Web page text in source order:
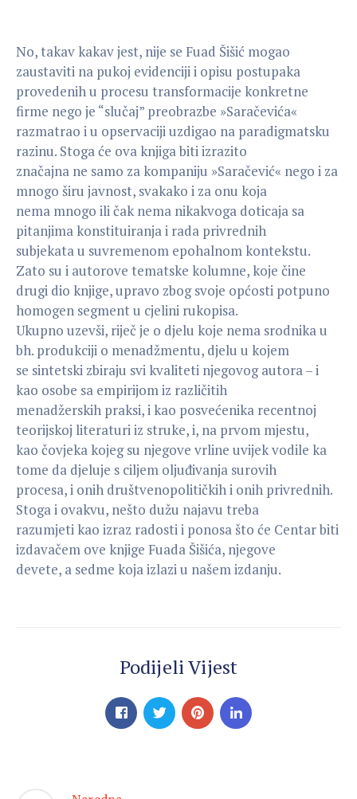
No, takav kakav jest, nije se Fuad Šišić mogao
zaustaviti na pukoj evidenciji i opisu postupaka
provedenih u procesu transformacije konkretne
firme nego je “slučaj” preobrazbe »Saračevića«
razmatrao i u opservaciji uzdigao na paradigmatsku
razinu. Stoga će ova knjiga biti izrazito
značajna ne samo za kompaniju »Saračević« nego i za
mnogo širu javnost, svakako i za onu koja
nema mnogo ili čak nema nikakvoga doticaja sa
pitanjima konstituiranja i rada privrednih
subjekata u suvremenom epohalnom kontekstu.
Zato su i autorove tematske kolumne, koje čine
drugi dio knjige, upravo zbog svoje općosti potpuno
homogen segment u cjelini rukopisa.
Ukupno uzevši, riječ je o djelu koje nema srodnika u
bh. produkciji o menadžmentu, djelu u kojem
se sintetski zbiraju svi kvaliteti njegovog autora – i
kao osobe sa empirijom iz različitih
menadžerskih praksi, i kao posvećenika recentnoj
teorijskoj literaturi iz struke, i, na prvom mjestu,
kao čovjeka kojeg su njegove vrline uvijek vodile ka
tome da djeluje s ciljem oljuđivanja surovih
procesa, i onih društvenopolitičkih i onih privrednih.
Stoga i ovakvu, nešto dužu najavu treba
razumjeti kao izraz radosti i ponosa što će Centar biti
izdavačem ove knjige Fuada Šišića, njegove
devete, a sedme koja izlazi u našem izdanju.
Podijeli Vijest